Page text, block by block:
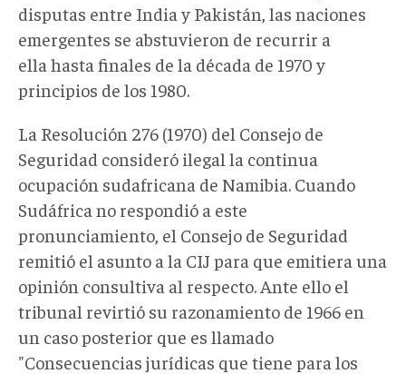
disputas entre India y Pakistán, las naciones
emergentes se abstuvieron de recurrir a
ella hasta finales de la década de 1970 y
principios de los 1980.
La Resolución 276 (1970) del Consejo de
Seguridad consideró ilegal la continua
ocupación sudafricana de Namibia. Cuando
Sudáfrica no respondió a este
pronunciamiento, el Consejo de Seguridad
remitió el asunto a la CIJ para que emitiera una
opinión consultiva al respecto. Ante ello el
tribunal revirtió su razonamiento de 1966 en
un caso posterior que es llamado
"Consecuencias jurídicas que tiene para los